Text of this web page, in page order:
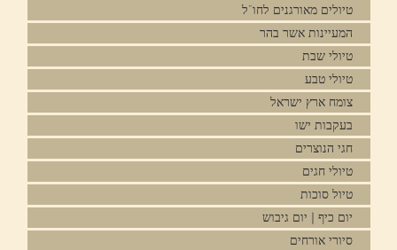
טיולים מאורגנים לחו"ל
המעיינות אשר בהר
טיולי שבת
טיולי טבע
צומח ארץ ישראל
בעקבות ישו
חגי הנוצרים
טיולי חגים
טיול סוכות
יום כיף | יום גיבוש
סיורי אורחים